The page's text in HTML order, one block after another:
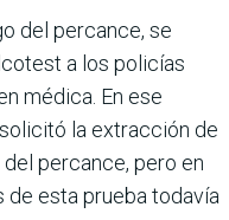
del percance, se
a los policías
médica. En ese
la extracción de
percance, pero en
de esta prueba todavía